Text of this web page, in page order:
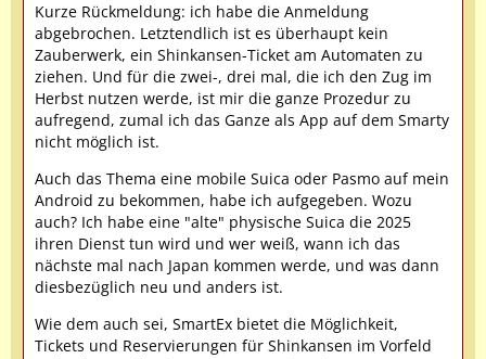
Kurze Rückmeldung: ich habe die Anmeldung
abgebrochen. Letztendlich ist es überhaupt kein
Zauberwerk, ein Shinkansen-Ticket am Automaten zu
ziehen. Und für die zwei-, drei mal, die ich den Zug im
Herbst nutzen werde, ist mir die ganze Prozedur zu
aufregend, zumal ich das Ganze als App auf dem Smarty
nicht möglich ist.
Auch das Thema eine mobile Suica oder Pasmo auf mein
Android zu bekommen, habe ich aufgegeben. Wozu
auch? Ich habe eine "alte" physische Suica die 2025
ihren Dienst tun wird und wer weiß, wann ich das
nächste mal nach Japan kommen werde, und was dann
diesbezüglich neu und anders ist.
Wie dem auch sei, SmartEx bietet die Möglichkeit,
Tickets und Reservierungen für Shinkansen im Vorfeld